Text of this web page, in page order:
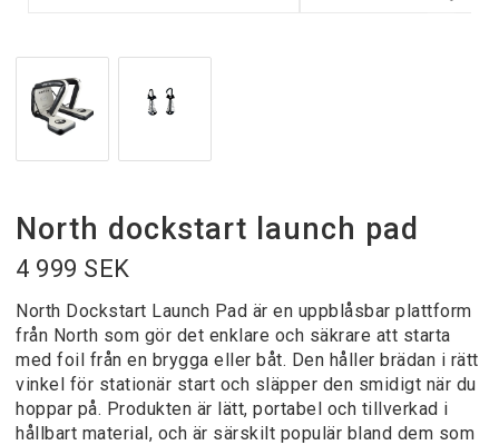
North dockstart launch pad
4 999 SEK
North Dockstart Launch Pad är en uppblåsbar plattform
från North som gör det enklare och säkrare att starta
med foil från en brygga eller båt. Den håller brädan i rätt
vinkel för stationär start och släpper den smidigt när du
hoppar på. Produkten är lätt, portabel och tillverkad i
hållbart material, och är särskilt populär bland dem som